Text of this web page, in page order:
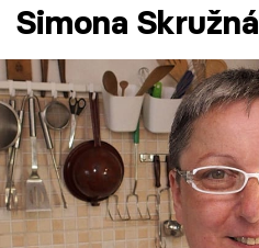
Témata
Recepty
Články
Simona Skružná